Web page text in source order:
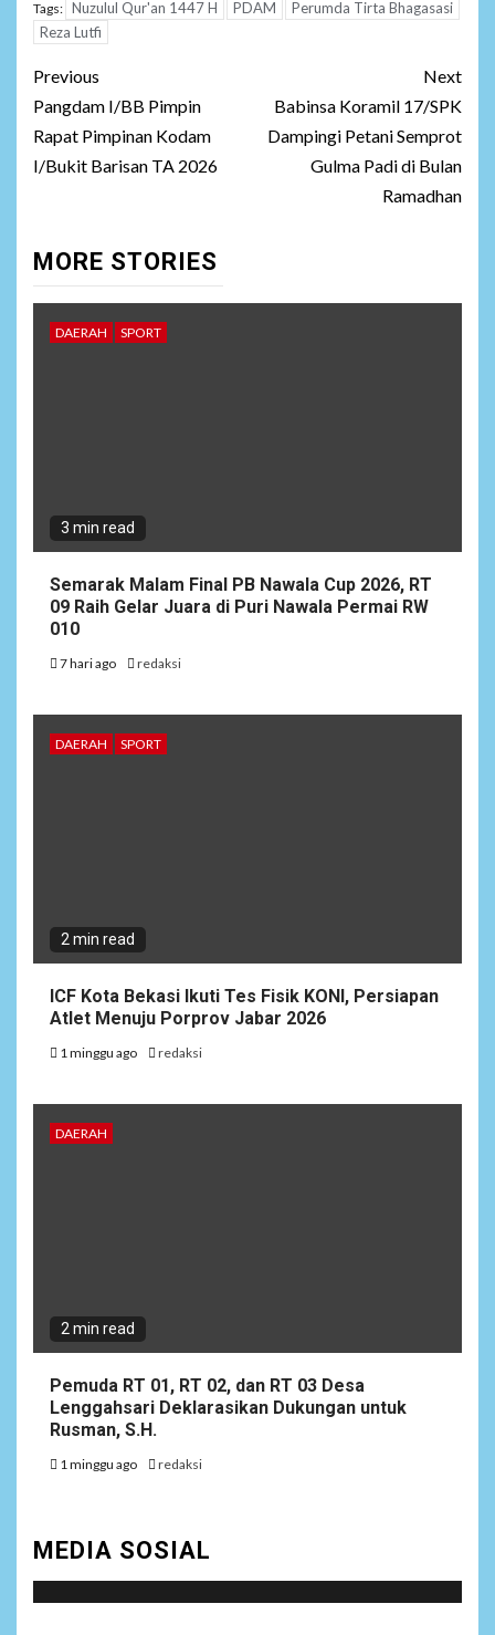
Tags: Nuzulul Qur'an 1447 H PDAM
Perumda Tirta Bhagasasi
Reza Lutfi
Post
navigation
Previous
Pangdam I/BB Pimpin
Rapat Pimpinan Kodam
I/Bukit Barisan TA 2026
Next
Babinsa Koramil 17/SPK
Dampingi Petani Semprot
Gulma Padi di Bulan
Ramadhan
MORE STORIES
DAERAH SPORT
3 min read
Semarak Malam Final PB Nawala Cup 2026, RT
09 Raih Gelar Juara di Puri Nawala Permai RW
010
7 hari ago redaksi
DAERAH SPORT
2 min read
ICF Kota Bekasi Ikuti Tes Fisik KONI, Persiapan
Atlet Menuju Porprov Jabar 2026
1 minggu ago redaksi
DAERAH
2 min read
Pemuda RT 01, RT 02, dan RT 03 Desa
Lenggahsari Deklarasikan Dukungan untuk
Rusman, S.H.
1 minggu ago redaksi
MEDIA SOSIAL